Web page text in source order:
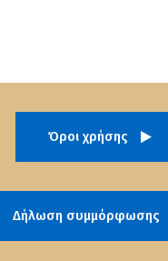
Όροι χρήσης
Δήλωση συμμόρφωσης